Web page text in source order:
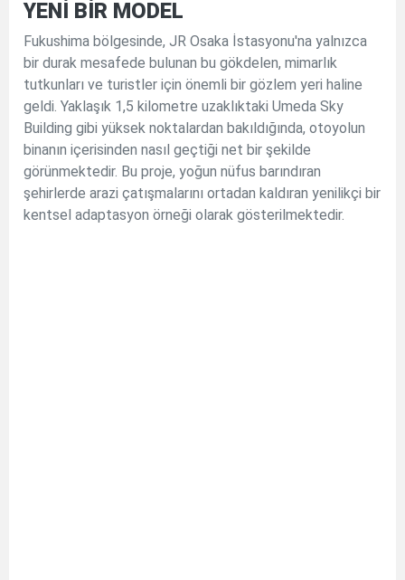
YENİ BİR MODEL
Fukushima bölgesinde, JR Osaka İstasyonu'na yalnızca
bir durak mesafede bulunan bu gökdelen, mimarlık
tutkunları ve turistler için önemli bir gözlem yeri haline
geldi. Yaklaşık 1,5 kilometre uzaklıktaki Umeda Sky
Building gibi yüksek noktalardan bakıldığında, otoyolun
binanın içerisinden nasıl geçtiği net bir şekilde
görünmektedir. Bu proje, yoğun nüfus barındıran
şehirlerde arazi çatışmalarını ortadan kaldıran yenilikçi bir
kentsel adaptasyon örneği olarak gösterilmektedir.